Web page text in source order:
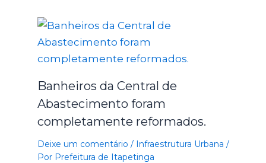
Banheiros da Central de
Abastecimento foram
completamente reformados.
Deixe um comentário / Infraestrutura Urbana /
Por Prefeitura de Itapetinga